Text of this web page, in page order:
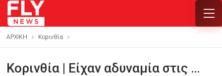
ΑΡΧΙΚΗ Κορινθία
Κορινθία | Είχαν αδυναμία στις …